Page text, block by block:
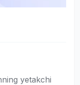
yetakchi